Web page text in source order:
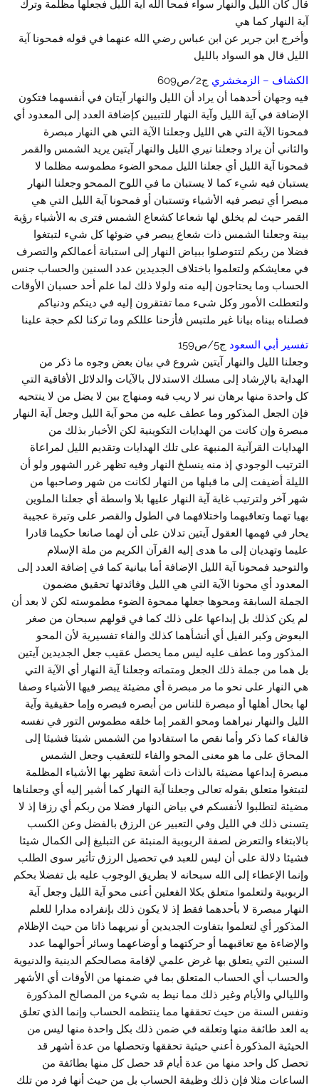
قال كان الليل والنهار سواء فمحا الله آية الليل فجعلها مظلمة وترك
آية النهار كما هي
وأخرج ابن جرير عن ابن عباس رضي الله عنهما في قوله فمحونا آية
الليل قال هو السواد بالليل
الكشاف – الزمخشري ج2/ص609
فيه وجهان أحدهما أن يراد أن الليل والنهار آيتان في أنفسهما فتكون
الإضافة في آية الليل وآية النهار للتبيين كإضافة العدد إلى المعدود أي
فمحونا الآية التي هي الليل وجعلنا الآية التي هي النهار مبصرة
والثاني أن يراد وجعلنا نيري الليل والنهار آيتين يريد الشمس والقمر
فمحونا آية الليل أي جعلنا الليل ممحو الضوء مطموسه مظلما لا
يستبان فيه شيء كما لا يستبان ما في اللوح الممحو وجعلنا النهار
مبصرا أي تبصر فيه الأشياء وتستبان أو فمحونا آية الليل التي هي
القمر حيث لم يخلق لها شعاعا كشعاع الشمس فترى به الأشياء رؤية
بينة وجعلنا الشمس ذات شعاع يبصر في ضوئها كل شيء لتبتغوا
فضلا من ربكم لتتوصلوا ببياض النهار إلى استبانة أعمالكم والتصرف
في معايشكم ولتعلموا باختلاف الجديدين عدد السنين والحساب جنس
الحساب وما يحتاجون إليه منه ولولا ذلك لما علم أحد حسبان الأوقات
ولتعطلت الأمور وكل شىء مما تفتقرون إليه في دينكم ودنياكم
فصلناه بيناه بيانا غير ملتبس فأزحنا عللكم وما تركنا لكم حجة علينا
تفسير أبي السعود ج5/ص159
وجعلنا الليل والنهار آيتين شروع في بيان بعض وجوه ما ذكر من
الهداية بالإرشاد إلى مسلك الاستدلال بالآيات والدلائل الأفاقية التي
كل واحدة منها برهان نير لا ريب فيه ومنهاج بين لا يضل من لا ينتحيه
فإن الجعل المذكور وما عطف عليه من محو آية الليل وجعل آية النهار
مبصرة وإن كانت من الهدايات التكوينية لكن الأخبار بذلك من
الهدايات القرآنية المنبهة على تلك الهدايات وتقديم الليل لمراعاة
الترتيب الوجودي إذ منه ينسلخ النهار وفيه تظهر غرر الشهور ولو أن
الليلة أضيفت إلى ما قبلها من النهار لكانت من شهر وصاحبها من
شهر آخر ولترتيب غاية آية النهار عليها بلا واسطة أي جعلنا الملوين
بهيا تهما وتعاقبهما واختلافهما في الطول والقصر على وتيرة عجيبة
يحار في فهمها العقول آيتين تدلان على أن لهما صانعا حكيما قادرا
عليما وتهديان إلى ما هدى إليه القرآن الكريم من ملة الإسلام
والتوحيد فمحونا آية الليل الإضافة أما بيانية كما في إضافة العدد إلى
المعدود أي محونا الآية التي هي الليل وفائدتها تحقيق مضمون
الجملة السابقة ومحوها جعلها ممحوة الضوء مطموسته لكن لا بعد أن
لم يكن كذلك بل إبداعها على ذلك كما في قولهم سبحان من صغر
البعوض وكبر الفيل أي أنشأهما كذلك والفاء تفسيرية لأن المحو
المذكور وما عطف عليه ليس مما يحصل عقيب جعل الجديدين آيتين
بل هما من جملة ذلك الجعل ومتماته وجعلنا آية النهار أي الآية التي
هي النهار على نحو ما مر مبصرة أي مضيئة يبصر فيها الأشياء وصفا
لها بحال أهلها أو مبصرة للناس من أبصره فبصره وإما حقيقية وآية
الليل والنهار نيراهما ومحو القمر إما خلقه مطموس التور في نفسه
فالفاء كما ذكر وأما نقص ما استفادوا من الشمس شيئا فشيئا إلى
المحاق على ما هو معنى المحو والفاء للتعقيب وجعل الشمس
مبصرة إبداعها مضيئة بالذات ذات أشعة تظهر بها الأشياء المظلمة
لتبتغوا متعلق بقوله تعالى وجعلنا آية النهار كما أشير إليه أي وجعلناها
مضيئة لتطلبوا لأنفسكم في بياض النهار فضلا من ربكم أي رزقا إذ لا
يتسنى ذلك في الليل وفي التعبير عن الرزق بالفضل وعن الكسب
بالابتغاء والتعرض لصفة الربوبية المنبئة عن التبليغ إلى الكمال شيئا
فشيئا دلالة على أن ليس للعبد في تحصيل الرزق تأثير سوى الطلب
وإنما الإعطاء إلى الله سبحانه لا بطريق الوجوب عليه بل تفضلا بحكم
الربوبية ولتعلموا متعلق بكلا الفعلين أعنى محو آية الليل وجعل آية
النهار مبصرة لا بأحدهما فقط إذ لا يكون ذلك بإنفراده مدارا للعلم
المذكور أي لتعلموا بتفاوت الجديدين أو نيريهما ذاتا من حيث الإظلام
والإضاءة مع تعاقبهما أو حركتهما و أوضاعهما وسائر أحوالهما عدد
السنين التي يتعلق بها غرض علمي لإقامة مصالحكم الدينية والدنيوية
والحساب أي الحساب المتعلق بما في ضمنها من الأوقات أي الأشهر
والليالي والأيام وغير ذلك مما نيط به شيء من المصالح المذكورة
ونفس السنة من حيث تحققها مما ينتظمه الحساب وإنما الذي تعلق
به العد طائفة منها وتعلقه في ضمن ذلك بكل واحدة منها ليس من
الحيثية المذكورة أعني حيثية تحققها وتحصلها من عدة أشهر قد
تحصل كل واحد منها من عدة أيام قد حصل كل منها بطائفة من
الساعات مثلا فإن ذلك وظيفة الحساب بل من حيث أنها فرد من تلك